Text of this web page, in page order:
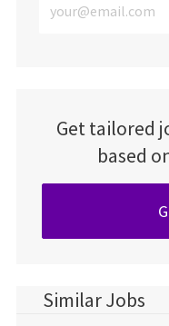
Get tailored
based
Similar Jobs